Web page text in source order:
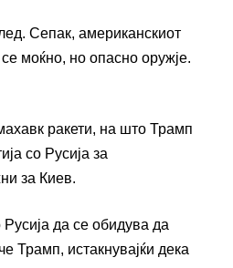
Сепак, американскиот
моќно, но опасно оружје.
ракети, на што Трамп
со Русија за
за Киев.
да се обидува да
Трамп, истакнувајќи дека